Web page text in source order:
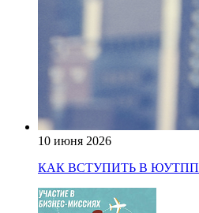
10 июня 2026
КАК ВСТУПИТЬ В ЮУТПП